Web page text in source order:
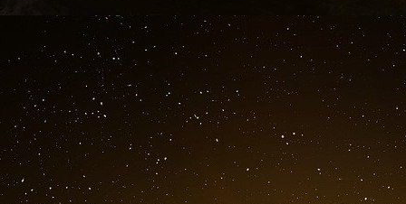
inquiet. Que doit-il faire ? Continuer à
Maaroufi, responsable européen de son
nom de Dieu, va te marier et emmène les
équipe].
Saber : Non, non.
Maaroufi : Ecoute mon conseil, je suis plus
Saber : Non, non, l’opération n’est pas prête.
Maaroufi : Viens [en Belgique] et on en parle.
Saber : OK. Nous sommes très fatigués [en